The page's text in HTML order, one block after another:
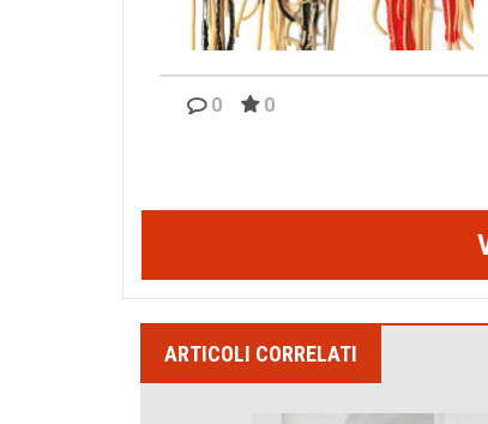
0 0
ARTICOLI CORRELATI